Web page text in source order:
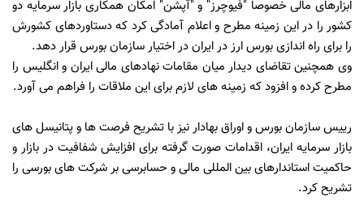
ابزارهای مالی خصوصا "فیوچرز" و "آپشن" امکان همکاری بازار سرمایه دو
کشور را در این زمینه مطرح و اعلام آمادگی کرد که دستاوردهای کشورش
را برای راه اندازی بورس ارز در ایران در اختیار سازمان بورس قرار دهد.
وی همچنین تقاضای دیدار میان مقامات نهادهای مالی ایران و انگلیس را
مطرح کرده و افزود که زمینه های لازم برای این ملاقات را فراهم می آورد.
رییس سازمان بورس و اوراق بهادار نیز با تشریح فرصت ها و پتانیسل های
بازار سرمایه ایران، اقدامات صورت گرفته برای افزایش شفافیت در بازار و
حاکمیت استاندارهای بین المللی مالی و حسابرسی بر شرکت های بورسی را
تشریح کرد.